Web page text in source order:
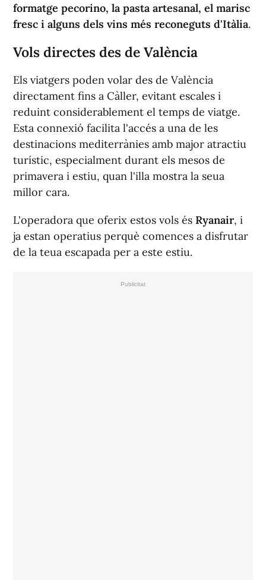
formatge pecorino, la pasta artesanal, el marisc
fresc i alguns dels vins més reconeguts d'Itàlia.
Vols directes des de València
Els viatgers poden volar des de València
directament fins a Càller, evitant escales i
reduint considerablement el temps de viatge.
Esta connexió facilita l'accés a una de les
destinacions mediterrànies amb major atractiu
turístic, especialment durant els mesos de
primavera i estiu, quan l'illa mostra la seua
millor cara.
L'operadora que oferix estos vols és Ryanair, i
ja estan operatius perquè comences a disfrutar
de la teua escapada per a este estiu.